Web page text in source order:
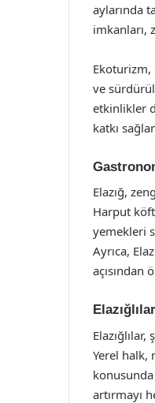
aylarında
imkanları,
Ekoturizm,
ve
etkinlikler
katkı
Elazığ,
Harput
yemekleri
Ayrıca,
açısından
Yerel halk,
artırmayı